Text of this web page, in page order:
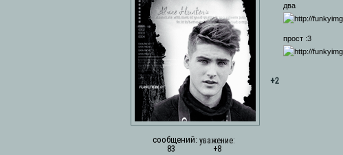
сообщений:
83
уважение:
+8
два
прост :3
+2